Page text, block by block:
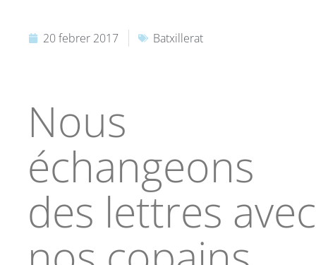
20 febrer 2017 Batxillerat
Nous
échangeons
des lettres avec